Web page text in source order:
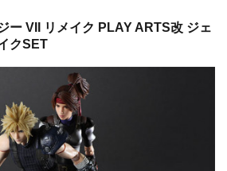
ー VII リメイク PLAY ARTS改 ジェ
クSET